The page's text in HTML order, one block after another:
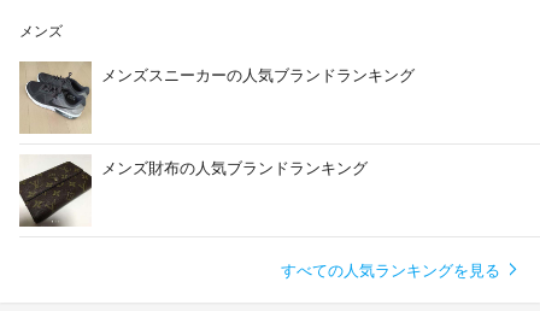
メンズ
メンズスニーカーの人気ブランドランキング
メンズ財布の人気ブランドランキング
すべての人気ランキングを見る